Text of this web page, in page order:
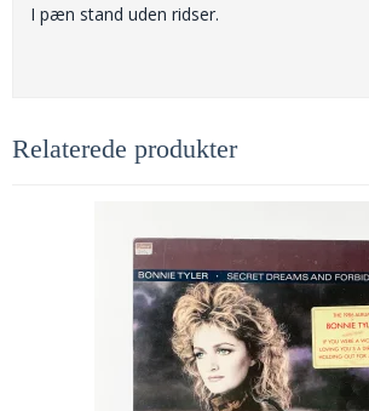
I pæn stand uden ridser.
Relaterede produkter